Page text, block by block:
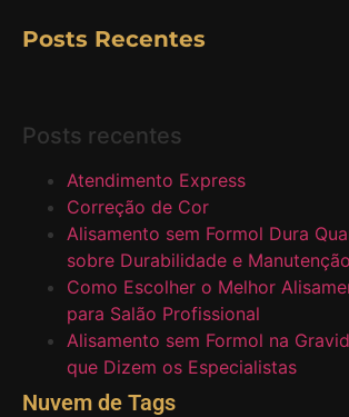
Posts Recentes
Posts recentes
Atendimento Express
Correção de Cor
Alisamento sem Formol Dura
sobre Durabilidade e Manutenção
Como Escolher o Melhor
para Salão Profissional
Alisamento sem Formol na
que Dizem os Especialistas
Nuvem de Tags